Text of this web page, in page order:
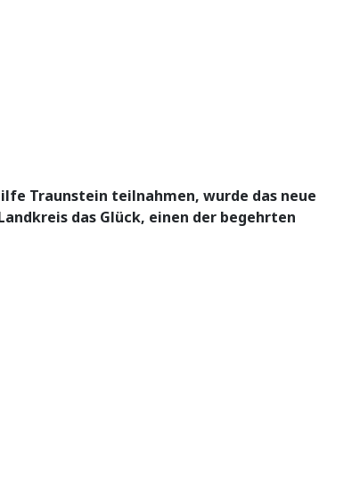
Traunstein teilnahmen, wurde das neue
das Glück, einen der begehrten